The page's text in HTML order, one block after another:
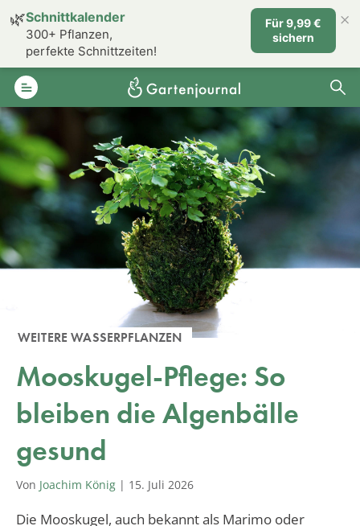
WEITERE WASSERPFLANZEN
Mooskugel-Pflege: So
bleiben die Algenbälle
gesund
Von Joachim König | 15. Juli 2026
Die Mooskugel, auch bekannt als Marimo oder
🌿Schnittkalender
300+ Pflanzen,
perfekte Schnittzeiten!
Für 9,99 €
sichern
×